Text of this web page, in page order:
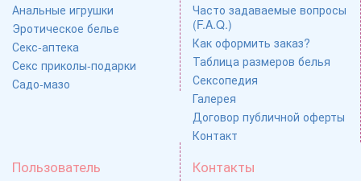
Анальные игрушки
Эротическое белье
Секс-аптека
Секс приколы-подарки
Садо-мазо
Часто задаваемые вопросы
(F.A.Q.)
Как оформить заказ?
Таблица размеров белья
Сексопедия
Галерея
Договор публичной оферты
Контакт
Пользователь Контакты